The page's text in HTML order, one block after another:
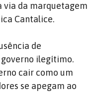
via da marquetagem
Cantalice.
de
ilegítimo.
cair como um
se apegam ao